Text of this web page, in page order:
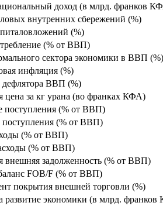
доход (в млрд. франков
внутренних сбережений (%)
(%)
(% от ВВП)
сектора экономики в ВВП (%)
инфляция (%)
дефлятора ВВП (%)
цена за кг урана (во франках КФА)
поступления (% от ВВП)
(% от ВВП)
(% от ВВП)
(% от ВВП)
внешняя задолженность (% от ВВП)
FOB/F (% от ВВП)
покрытия внешней торговли (%)
развитие экономики (в млрд.